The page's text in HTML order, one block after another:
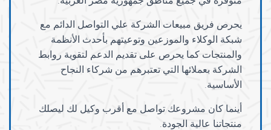
يحرص فريق مبيعات الشركة علي التواصل الدائم مع
شبكة الوكلاء والموزعين وتوعيتهم بأحدث الأنظمة
والمنتجات كما يحرص على تقديم الدعم لتقوية روابط
الشركة بعملائها التي تعتبرهم من شركاء النجاح
الأساسية.
أينما كان مشروعك تواصل مع أقرب وكيل لك ليصلك
منتجاتنا عالية الجودة.